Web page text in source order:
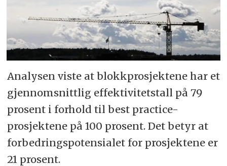
Analysen viste at blokkprosjektene har et
gjennomsnittlig effektivitetstall på 79
prosent i forhold til best practice-
prosjektene på 100 prosent. Det betyr at
forbedrings­potensialet for prosjektene er
21 prosent.